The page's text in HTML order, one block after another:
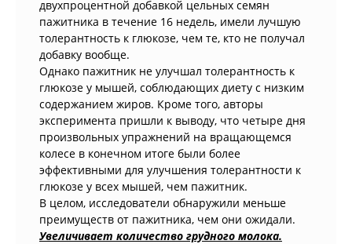
двухпроцентной добавкой цельных семян
пажитника в течение 16 недель, имели лучшую
толерантность к глюкозе, чем те, кто не получал
добавку вообще.
Однако пажитник не улучшал толерантность к
глюкозе у мышей, соблюдающих диету с низким
содержанием жиров. Кроме того, авторы
эксперимента пришли к выводу, что четыре дня
произвольных упражнений на вращающемся
колесе в конечном итоге были более
эффективными для улучшения толерантности к
глюкозе у всех мышей, чем пажитник.
В целом, исследователи обнаружили меньше
преимуществ от пажитника, чем они ожидали.
Увеличивает количество грудного молока.